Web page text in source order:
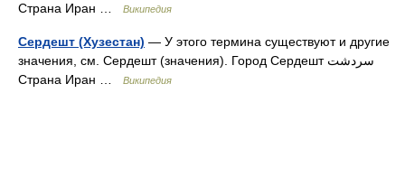
Страна Иран …
Википедия
Сердешт (Хузестан) — У этого термина существуют и другие
значения, см. Сердешт (значения). Город Сердешт سردشت
Страна Иран …
Википедия